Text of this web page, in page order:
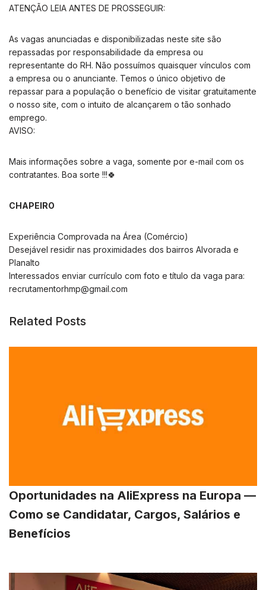
ATENÇÃO LEIA ANTES DE PROSSEGUIR:
As vagas anunciadas e disponibilizadas neste site são
repassadas por responsabilidade da empresa ou
representante do RH. Não possuímos quaisquer vínculos com
a empresa ou o anunciante. Temos o único objetivo de
repassar para a população o benefício de visitar gratuitamente
o nosso site, com o intuito de alcançarem o tão sonhado
emprego.
AVISO:
Mais informações sobre a vaga, somente por e-mail com os
contratantes. Boa sorte !!!🍀
CHAPEIRO
Experiência Comprovada na Área (Comércio)
Desejável residir nas proximidades dos bairros Alvorada e
Planalto
Interessados enviar currículo com foto e título da vaga para:
recrutamentorhmp@gmail.com
Related Posts
Oportunidades na AliExpress na Europa —
Como se Candidatar, Cargos, Salários e
Benefícios